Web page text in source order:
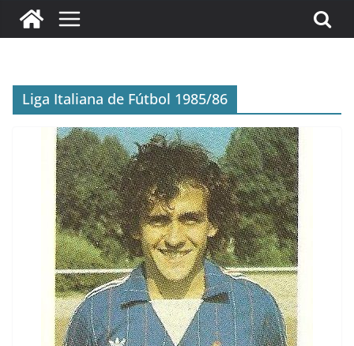
Liga Italiana de Fútbol 1985/86